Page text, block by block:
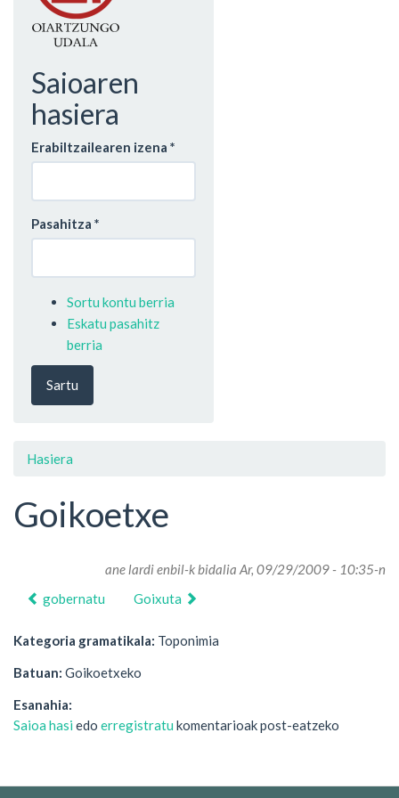
Saioaren
hasiera
Erabiltzailearen izena *
Pasahitza *
Sortu kontu berria
Eskatu pasahitz
berria
Sartu
Hasiera
Goikoetxe
ane lardi enbil-k bidalia Ar, 09/29/2009 - 10:35-n
gobernatu
Goixuta
Kategoria gramatikala: Toponimia
Batuan: Goikoetxeko
Esanahia:
Saioa hasi edo erregistratu komentarioak post-eatzeko